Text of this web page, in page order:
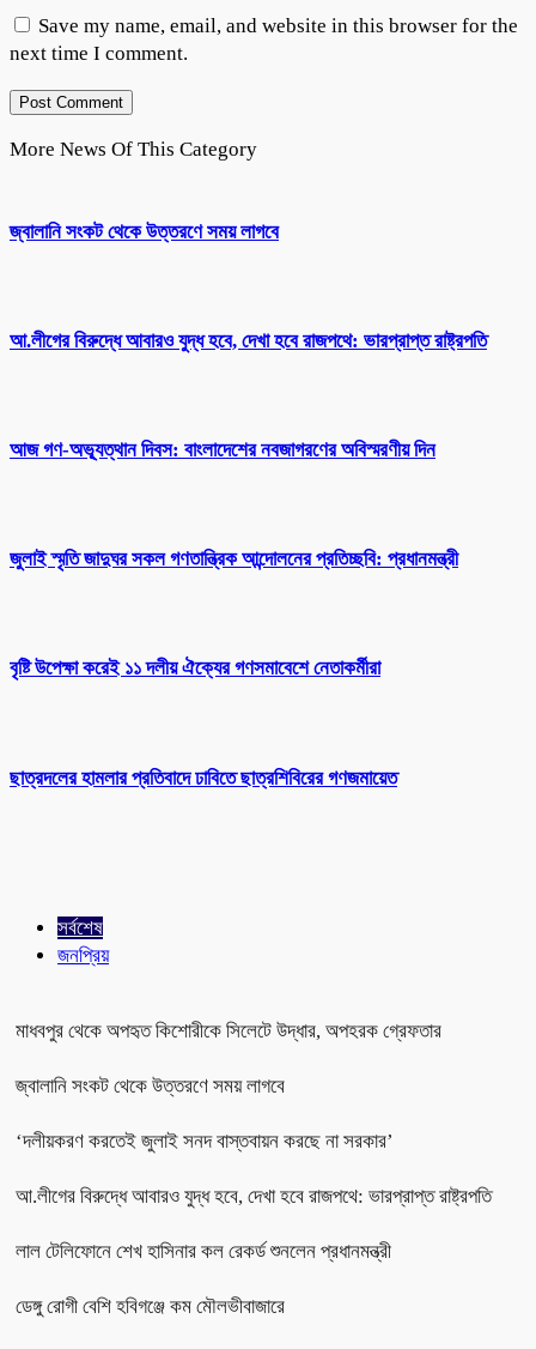
Save my name, email, and website in this browser for the
next time I comment.
More News Of This Category
জ্বালানি সংকট থেকে উত্তরণে সময় লাগবে
আ.লীগের বিরুদ্ধে আবারও যুদ্ধ হবে, দেখা হবে রাজপথে: ভারপ্রাপ্ত রাষ্ট্রপতি
আজ গণ-অভ্যূত্থান দিবস: বাংলাদেশের নবজাগরণের অবিস্মরণীয় দিন
জুলাই স্মৃতি জাদুঘর সকল গণতান্ত্রিক আন্দোলনের প্রতিচ্ছবি: প্রধানমন্ত্রী
বৃষ্টি উপেক্ষা করেই ১১ দলীয় ঐক্যের গণসমাবেশে নেতাকর্মীরা
ছাত্রদলের হামলার প্রতিবাদে ঢাবিতে ছাত্রশিবিরের গণজমায়েত
সর্বশেষ
জনপ্রিয়
মাধবপুর থেকে অপহৃত কিশোরীকে সিলেটে উদ্ধার, অপহরক গ্রেফতার
জ্বালানি সংকট থেকে উত্তরণে সময় লাগবে
‘দলীয়করণ করতেই জুলাই সনদ বাস্তবায়ন করছে না সরকার’
আ.লীগের বিরুদ্ধে আবারও যুদ্ধ হবে, দেখা হবে রাজপথে: ভারপ্রাপ্ত রাষ্ট্রপতি
লাল টেলিফোনে শেখ হাসিনার কল রেকর্ড শুনলেন প্রধানমন্ত্রী
ডেঙ্গু রোগী বেশি হবিগঞ্জে কম মৌলভীবাজারে